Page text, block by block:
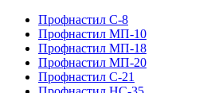
Профнастил С-8
Профнастил МП-10
Профнастил МП-18
Профнастил МП-20
Профнастил С-21